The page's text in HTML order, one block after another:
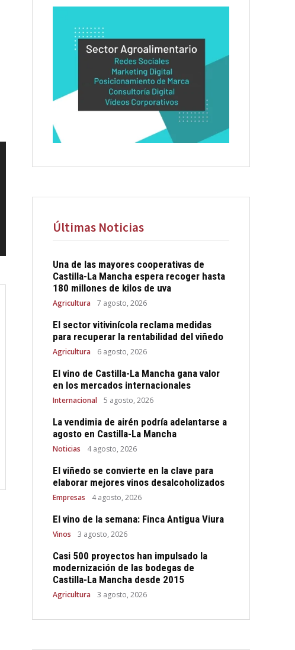
Últimas Noticias
Una de las mayores cooperativas de
Castilla-La Mancha espera recoger hasta
180 millones de kilos de uva
Agricultura 7 agosto, 2026
El sector vitivinícola reclama medidas
para recuperar la rentabilidad del viñedo
Agricultura 6 agosto, 2026
El vino de Castilla-La Mancha gana valor
en los mercados internacionales
Internacional 5 agosto, 2026
La vendimia de airén podría adelantarse a
agosto en Castilla-La Mancha
Noticias 4 agosto, 2026
El viñedo se convierte en la clave para
elaborar mejores vinos desalcoholizados
Empresas 4 agosto, 2026
El vino de la semana: Finca Antigua Viura
Vinos 3 agosto, 2026
Casi 500 proyectos han impulsado la
modernización de las bodegas de
Castilla-La Mancha desde 2015
Agricultura 3 agosto, 2026